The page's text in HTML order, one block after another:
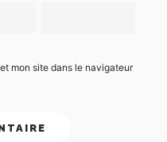
mon site dans le navigateur